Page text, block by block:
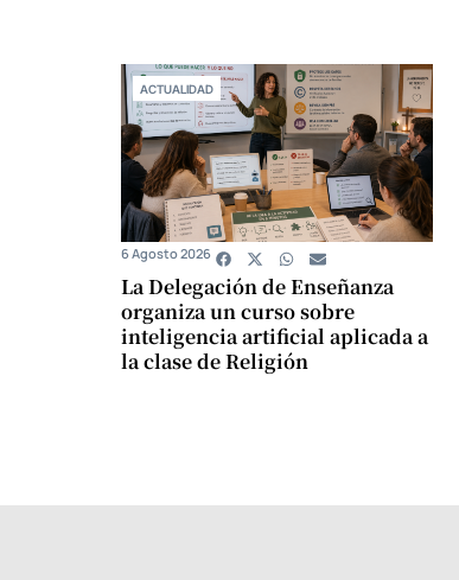
ACTUALIDAD
La Delegación de Enseñanza
organiza un curso sobre
inteligencia artificial aplicada a
la clase de Religión
6 Agosto 2026